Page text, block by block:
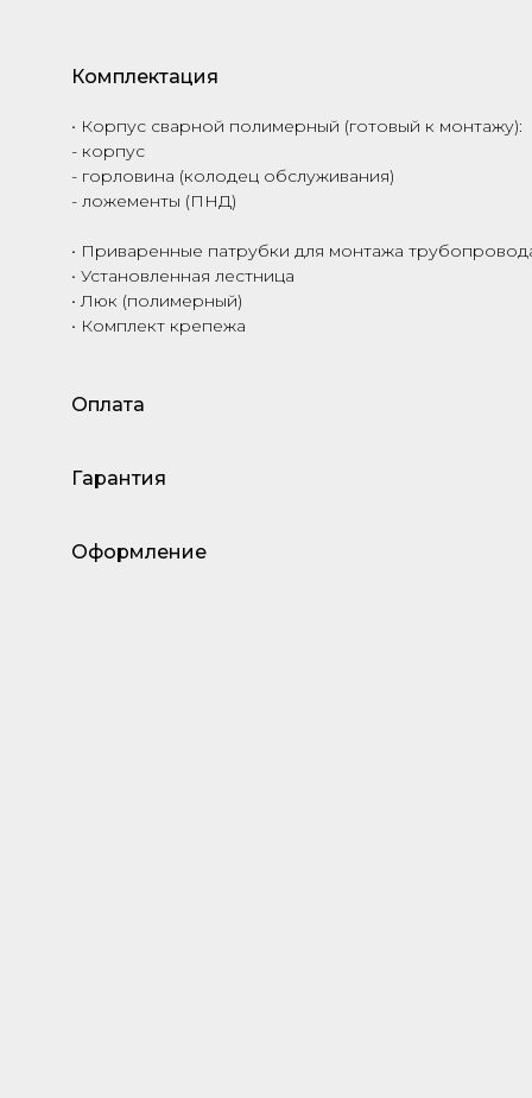
Комплектация
• Корпус сварной полимерный (готовый к монтажу):
- корпус
- горловина (колодец обслуживания)
- ложементы (ПНД)
• Приваренные патрубки для монтажа
• Установленная лестница
• Люк (полимерный)
• Комплект крепежа
Оплата
Гарантия
Оформление